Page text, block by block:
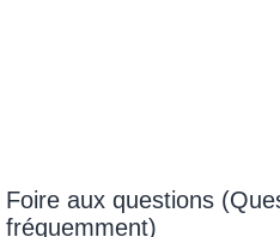
Foire aux questions
fréquemment)